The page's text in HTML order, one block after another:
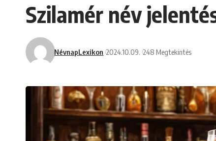
Szilamér név
NévnapLexikon 2024.10.09. 248 Megtekintés